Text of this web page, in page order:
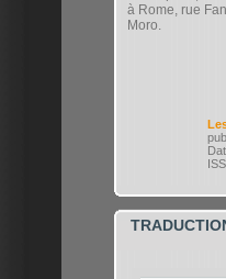
à Rome, rue
Moro.